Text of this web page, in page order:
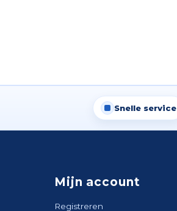
Snelle service
Mijn account
Registreren